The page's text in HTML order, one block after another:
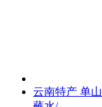
云南特产 单山